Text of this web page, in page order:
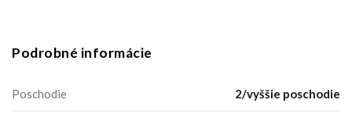
Podrobné informácie
Poschodie 2/vyššie poschodie